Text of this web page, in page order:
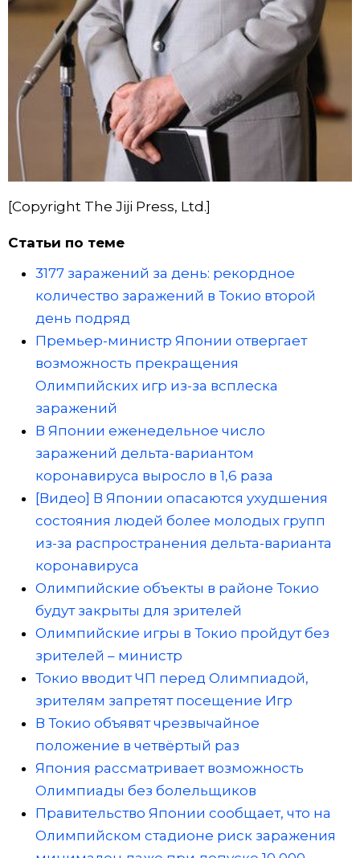
[Copyright The Jiji Press, Ltd.]
Статьи по теме
3177 заражений за день: рекордное
количество заражений в Токио второй
день подряд
Премьер-министр Японии отвергает
возможность прекращения
Олимпийских игр из-за всплеска
заражений
В Японии еженедельное число
заражений дельта-вариантом
коронавируса выросло в 1,6 раза
[Видео] В Японии опасаются ухудшения
состояния людей более молодых групп
из-за распространения дельта-варианта
коронавируса
Олимпийские объекты в районе Токио
будут закрыты для зрителей
Олимпийские игры в Токио пройдут без
зрителей – министр
Токио вводит ЧП перед Олимпиадой,
зрителям запретят посещение Игр
В Токио объявят чрезвычайное
положение в четвёртый раз
Япония рассматривает возможность
Олимпиады без болельщиков
Правительство Японии сообщает, что на
Олимпийском стадионе риск заражения